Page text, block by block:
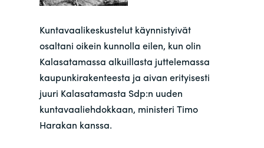
Kuntavaalikeskustelut käynnistyivät
osaltani oikein kunnolla eilen, kun olin
Kalasatamassa alkuillasta juttelemassa
kaupunkirakenteesta ja aivan erityisesti
juuri Kalasatamasta Sdp:n uuden
kuntavaaliehdokkaan, ministeri Timo
Harakan kanssa.